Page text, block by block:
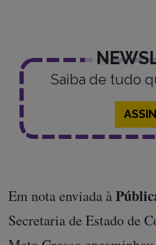
Saiba de tudo
Em nota enviada à
Secretaria de Estado de